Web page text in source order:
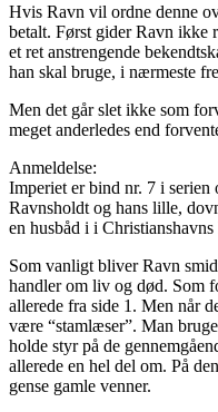
Hvis Ravn vil ordne denne
betalt. Først gider Ravn ikke
et ret anstrengende
han skal bruge, i nærmeste
Men det går slet ikke som
meget anderledes end
Anmeldelse:
Imperiet er bind nr. 7 i serien
Ravnsholdt og hans lille,
en husbåd i i Christianshavns
Som vanligt bliver Ravn
handler om liv og død. Som
allerede fra side 1. Men når
være “stamlæser”. Man
holde styr på de
allerede en hel del om. På
gense gamle venner.